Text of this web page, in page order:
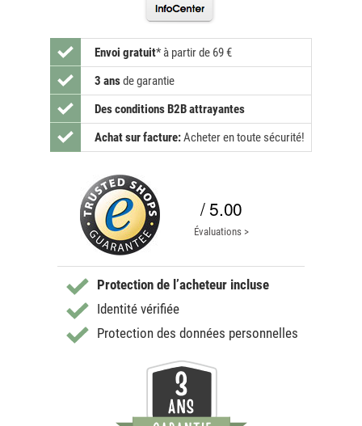
Envoi gratuit* à partir de 69 €
3 ansde garantie
Des conditions B2B attrayantes
Achat sur facture:Acheter en toute sécurité!
/ 5.00
Évaluations >
Protection de l’acheteur incluse
Identité vérifiée
Protection des données personnelles